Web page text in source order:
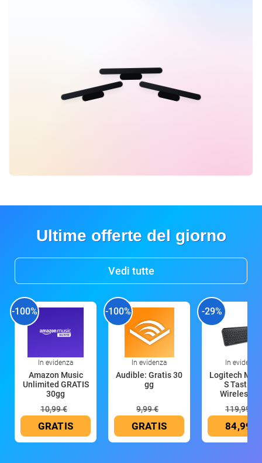
Ultime offerte del giorno
Vedi tutte
-100%
In evidenza
Amazon Music
Unlimited GRATIS
30gg
10,99 €
GRATIS
-100%
In evidenza
Audible: Gratis 30
gg
9,99 €
GRATIS
-29%
In evidenza
Logitech MX
S Tastiera
Wireless
119,99 €
84,99 €